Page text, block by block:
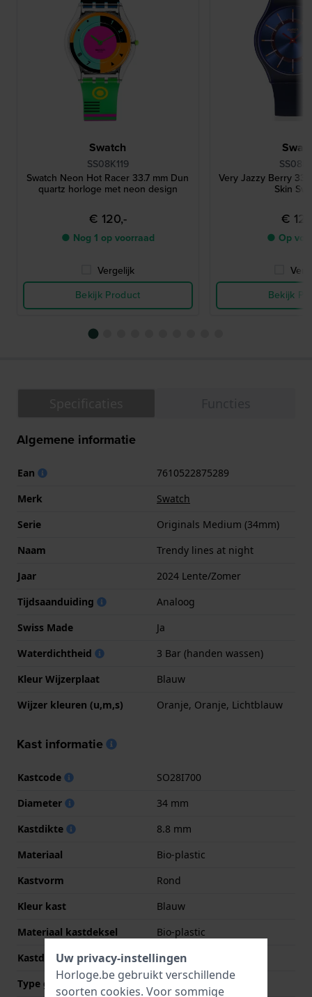
Swatch
SS08K119
Swatch Neon Hot Racer 33.7 mm Dun
quartz horloge met neon design
€ 120,-
● Nog 1 op voorraad
Vergelijk
Bekijk Product
Very Jazzy Berry
Skin
€
● Op
Bekijk
Algemene informatie
Ean
7610522875289
Merk
Swatch
Serie
Originals Medium (34mm)
Naam
Trendy lines at night
Jaar
2024 Lente/Zomer
Tijdsaanduiding
Analoog
Swiss Made
Ja
Waterdichtheid
3 Bar (handen wassen)
Kleur Wijzerplaat
Blauw
Wijzer kleuren (u,m,s)
Oranje, Oranje, Lichtblauw
Kast informatie
Kastcode
SO28I700
Diameter
34 mm
Kastdikte
8.8 mm
Materiaal
Bio-plastic
Kastvorm
Rond
Kleur kast
Blauw
Materiaal kastdeksel
Bio-plastic
Kastdeksel
Kast met batterijklep
Type glas
Uw privacy-instellingen
Horloge.be gebruikt verschillende
soorten cookies. Voor sommige